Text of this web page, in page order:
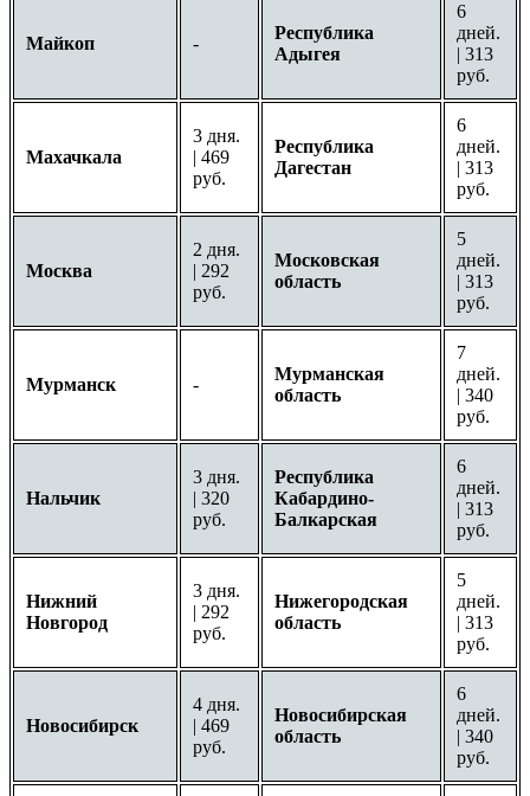
Майкоп -
Республика
Адыгея
6
дней.
| 313
руб.
Махачкала
3 дня.
| 469
руб.
Республика
Дагестан
6
дней.
| 313
руб.
Москва
2 дня.
| 292
руб.
Московская
область
5
дней.
| 313
руб.
Мурманск -
Мурманская
область
7
дней.
| 340
руб.
Нальчик
3 дня.
| 320
руб.
Республика
Кабардино-
Балкарская
6
дней.
| 313
руб.
Нижний
Новгород
3 дня.
| 292
руб.
Нижегородская
область
5
дней.
| 313
руб.
Новосибирск
4 дня.
| 469
руб.
Новосибирская
область
6
дней.
| 340
руб.